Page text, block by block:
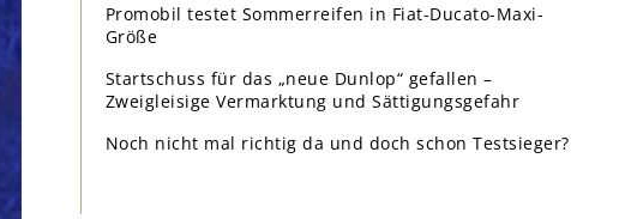
Promobil testet Sommerreifen in Fiat-Ducato-Maxi-
Größe
Startschuss für das „neue Dunlop“ gefallen –
Zweigleisige Vermarktung und Sättigungsgefahr
Noch nicht mal richtig da und doch schon Testsieger?